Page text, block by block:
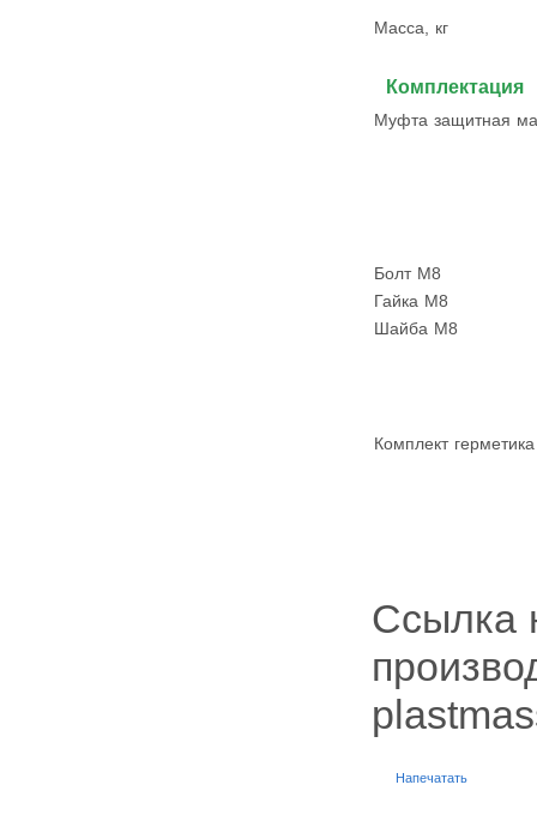
Масса, кг
Комплектация
Муфта защитная
Болт М8
Гайка М8
Шайба М8
Комплект
Ссылка
Напечатать